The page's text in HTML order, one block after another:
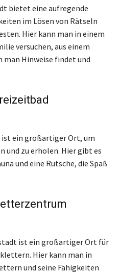
bietet eine aufregende
im Lösen von Rätseln
Hier kann man in einem
versuchen, aus einem
man Hinweise findet und
ein großartiger Ort, um
und zu erholen. Hier gibt es
und eine Rutsche, die Spaß
ist ein großartiger Ort für
Hier kann man in
und seine Fähigkeiten